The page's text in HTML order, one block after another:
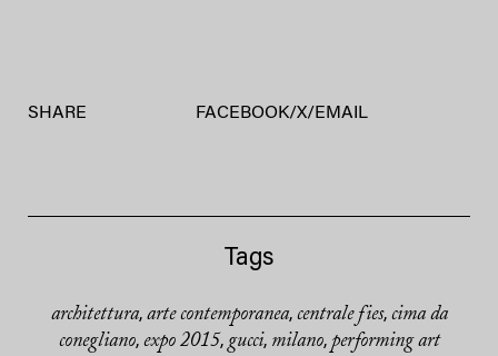
SHARE FACEBOOK/X/ EMAIL
Tags
architettura, arte contemporanea, centrale fies, cima da
conegliano, expo 2015, gucci, milano, performing art